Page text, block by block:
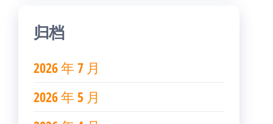
归档
2026 年 7 月
2026 年 5 月